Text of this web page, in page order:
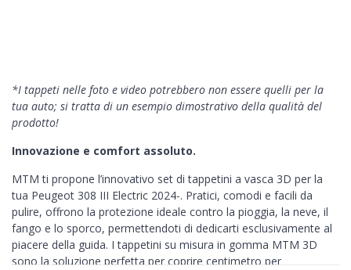
*I tappeti nelle foto e video potrebbero non essere quelli per la
tua auto; si tratta di un esempio dimostrativo della qualità del
prodotto!
Innovazione e comfort assoluto.
MTM ti propone l’innovativo set di tappetini a vasca 3D per la
tua Peugeot 308 III Electric 2024-. Pratici, comodi e facili da
pulire, offrono la protezione ideale contro la pioggia, la neve, il
fango e lo sporco, permettendoti di dedicarti esclusivamente al
piacere della guida. I tappetini su misura in gomma MTM 3D
sono la soluzione perfetta per coprire centimetro per